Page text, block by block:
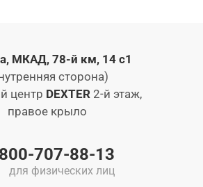
МКАД, 78-й км, 14 с1
сторона)
центр DEXTER 2-й этаж,
правое крыло
707-88-13
для физических лиц